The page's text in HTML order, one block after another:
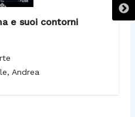
e suoi contorni
Andrea